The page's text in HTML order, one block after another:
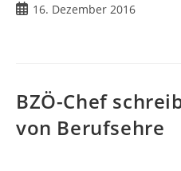
Beitrag16. Dezember 2016
BZÖ-Chef
von Berufsehre